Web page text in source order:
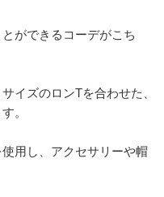
ができるコーデがこち
イズのロンTを合わせた、
。
用し、アクセサリーや帽